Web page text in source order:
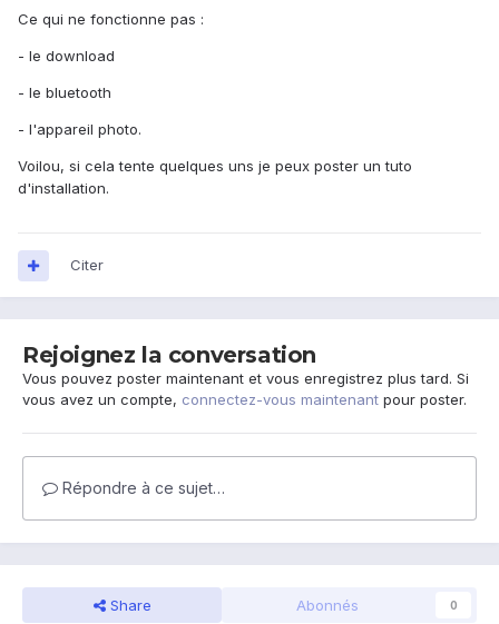
Ce qui ne fonctionne pas :
- le download
- le bluetooth
- l'appareil photo.
Voilou, si cela tente quelques uns je peux poster un tuto
d'installation.
Citer
Rejoignez la conversation
Vous pouvez poster maintenant et vous enregistrez plus tard. Si
vous avez un compte, connectez-vous maintenant pour poster.
Répondre à ce sujet…
Share Abonnés 0